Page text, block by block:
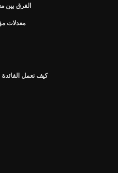
الفرق بين
معدلات
كيف تعمل